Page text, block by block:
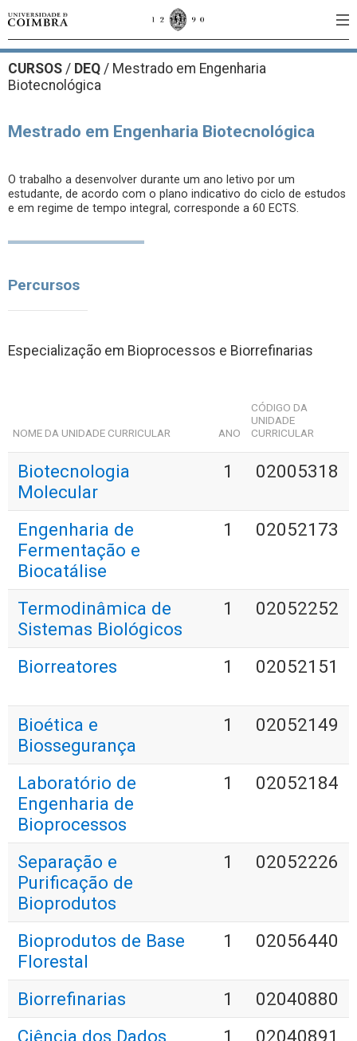
CURSOS / DEQ / Mestrado em Engenharia
Biotecnológica
Mestrado em Engenharia Biotecnológica
O trabalho a desenvolver durante um ano letivo por um
estudante, de acordo com o plano indicativo do ciclo de estudos
e em regime de tempo integral, corresponde a 60 ECTS.
Percursos
Especialização em Bioprocessos e Biorrefinarias
NOME DA UNIDADE CURRICULAR ANO
CÓDIGO DA
UNIDADE
CURRICULAR
Biotecnologia
Molecular
1 02005318
Engenharia de
Fermentação e
Biocatálise
1 02052173
Termodinâmica de
Sistemas Biológicos
1 02052252
Biorreatores 1 02052151
Bioética e
Biossegurança
1 02052149
Laboratório de
Engenharia de
Bioprocessos
1 02052184
Separação e
Purificação de
Bioprodutos
1 02052226
Bioprodutos de Base
Florestal
1 02056440
Biorrefinarias 1
02040880
Ciência dos Dados
1 02040891